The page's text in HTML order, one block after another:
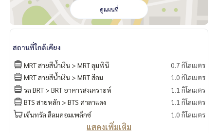
ดูแผนที่
สถานที่ใกล้เคียง
MRT สายสีน้ำเงิน > MRT ลุมพินี
0.7 กิโลเมตร
MRT สายสีน้ำเงิน > MRT สีลม
1.0 กิโลเมตร
รถ BRT > BRT อาคารสงเคราะห์
1.1 กิโลเมตร
BTS สายหลัก > BTS ศาลาแดง
1.1 กิโลเมตร
เซ็นทรัล สีลมคอมเพล็กซ์
1.0 กิโลเมตร
แสดงเพิ่มเติม